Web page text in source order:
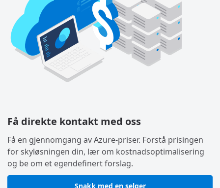
Få direkte kontakt med oss
Få en gjennomgang av Azure-priser. Forstå prisingen
for skyløsningen din, lær om kostnadsoptimalisering
og be om et egendefinert forslag.
Snakk med en selger